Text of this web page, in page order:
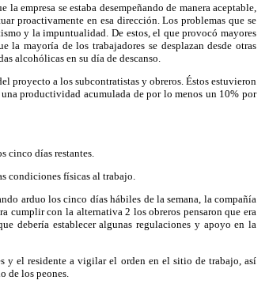
empresa se estaba desempeñando de manera aceptable,
proactivamente en esa dirección. Los problemas que se
y la impuntualidad. De estos, el que provocó mayores
mayoría de los trabajadores se desplazan desde otras
alcohólicas en su día de descanso.
proyecto a los subcontratistas y obreros. Éstos estuvieron
productividad acumulada de por lo menos un 10% por
cinco días restantes.
condiciones físicas al trabajo.
arduo los cinco días hábiles de la semana, la compañía
cumplir con la alternativa 2 los obreros pensaron que era
debería establecer algunas regulaciones y apoyo en la
y el residente a vigilar el orden en el sitio de trabajo, así
de los peones.